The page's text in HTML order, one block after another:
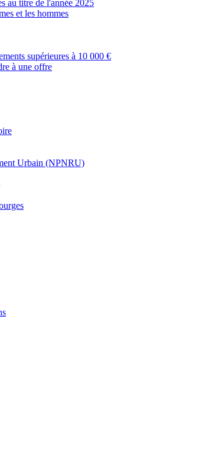
au titre de l'année 2025
et les hommes
supérieures à 10 000 €
à une offre
Urbain (NPNRU)